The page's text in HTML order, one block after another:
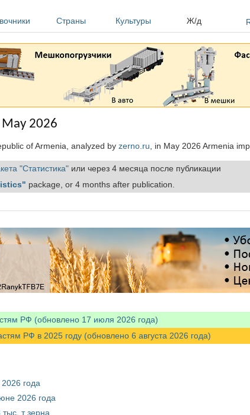
Страны Культуры Ж/д
2026
of Armenia, analyzed by zerno.ru , in May 2026 Armenia
"Статистика" или через 4 месяца после публикации
package, or 4 months after publication.
РФ (обновлено 17 июля 2026 года)
РФ в 2025 году (обновлено 6 августа 2026 года)
года
2026 года
т зерна